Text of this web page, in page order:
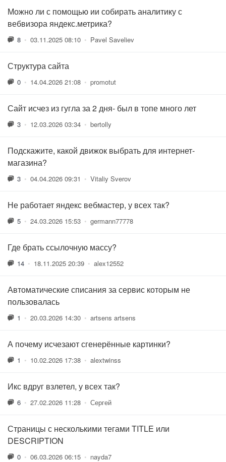
Можно ли с помощью ии собирать аналитику с
вебвизора яндекс.метрика?
8 • 03.11.2025 08:10 • Pavel Saveliev
Структура сайта
0 • 14.04.2026 21:08 • promotut
Сайт исчез из гугла за 2 дня- был в топе много лет
3 • 12.03.2026 03:34 • bertolly
Подскажите, какой движок выбрать для интернет-
магазина?
3 • 04.04.2026 09:31 • Vitaliy Sverov
Не работает яндекс вебмастер, у всех так?
5 • 24.03.2026 15:53 • germann77778
Где брать ссылочную массу?
14 • 18.11.2025 20:39 • alex12552
Автоматические списания за сервис которым не
пользовалась
1 • 20.03.2026 14:30 • artsens artsens
А почему исчезают сгенерённые картинки?
1 • 10.02.2026 17:38 • alextwinss
Икс вдруг взлетел, у всех так?
6 • 27.02.2026 11:28 • Сергей
Страницы с несколькими тегами TITLE или
DESCRIPTION
0 • 06.03.2026 06:15 • nayda7